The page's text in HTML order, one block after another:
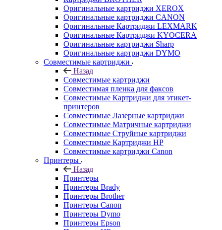
Оригинальные картриджи XEROX
Оригинальные картриджи CANON
Оригинальные Картриджи LEXMARK
Оригинальные Картриджи KYOCERA
Оригинальные картриджи Sharp
Оригинальные картриджи DYMO
Совместимые картриджи
Назад
Совместимые картриджи
Совместимая пленка для факсов
Совместимые Картриджи для этикет-
принтеров
Совместимые Лазерные картриджи
Совместимые Матричные картриджи
Совместимые Струйные картриджи
Совместимые Картриджи HP
Совместимые картриджи Canon
Принтеры
Назад
Принтеры
Принтеры Brady
Принтеры Brother
Принтеры Canon
Принтеры Dymo
Принтеры Epson